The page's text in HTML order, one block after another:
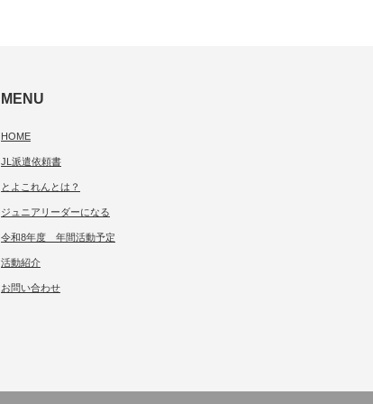
MENU
HOME
JL派遣依頼書
とよこれんとは？
ジュニアリーダーになる
令和8年度 年間活動予定
活動紹介
お問い合わせ